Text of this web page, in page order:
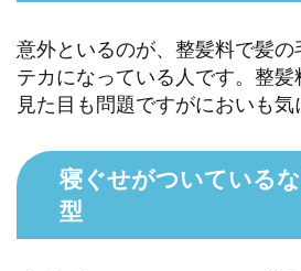
意外といるのが、整髪料で髪
テカになっている人です。整髪
見た目も問題ですがにおいも気
寝ぐせがついている
型